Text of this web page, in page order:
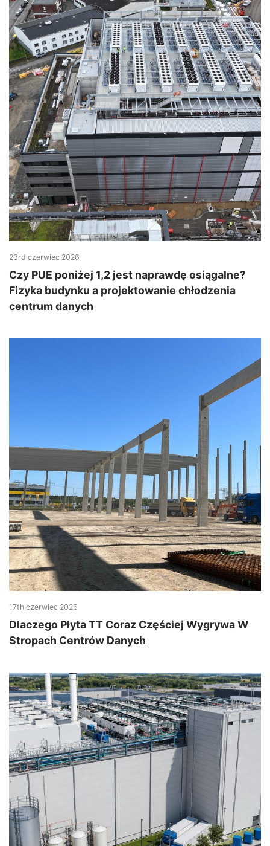
23rd czerwiec 2026
Czy PUE poniżej 1,2 jest naprawdę osiągalne?
Fizyka budynku a projektowanie chłodzenia
centrum danych
17th czerwiec 2026
Dlaczego Płyta TT Coraz Częściej Wygrywa W
Stropach Centrów Danych